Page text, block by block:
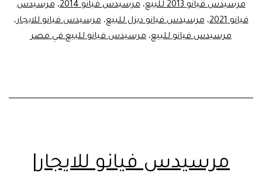
مرسيدس فيانو 2013 للبيع
،مرسيدس فيانو 2014 ،مرسيدس
فيانو 2021
،مرسيدس فيانو ديزل للبيع،مرسيدس فيانو للايجار،
مرسيدس فيانو للبيع، مرسيدس فيانو للبيع في مصر
مرسيدس فيانو للايجار|